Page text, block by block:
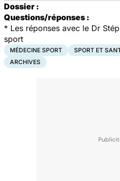
Dossier :
Questions/réponses :
* Les réponses avec le Dr
sport
MÉDECINE SPORT SPORT ET
ARCHIVES